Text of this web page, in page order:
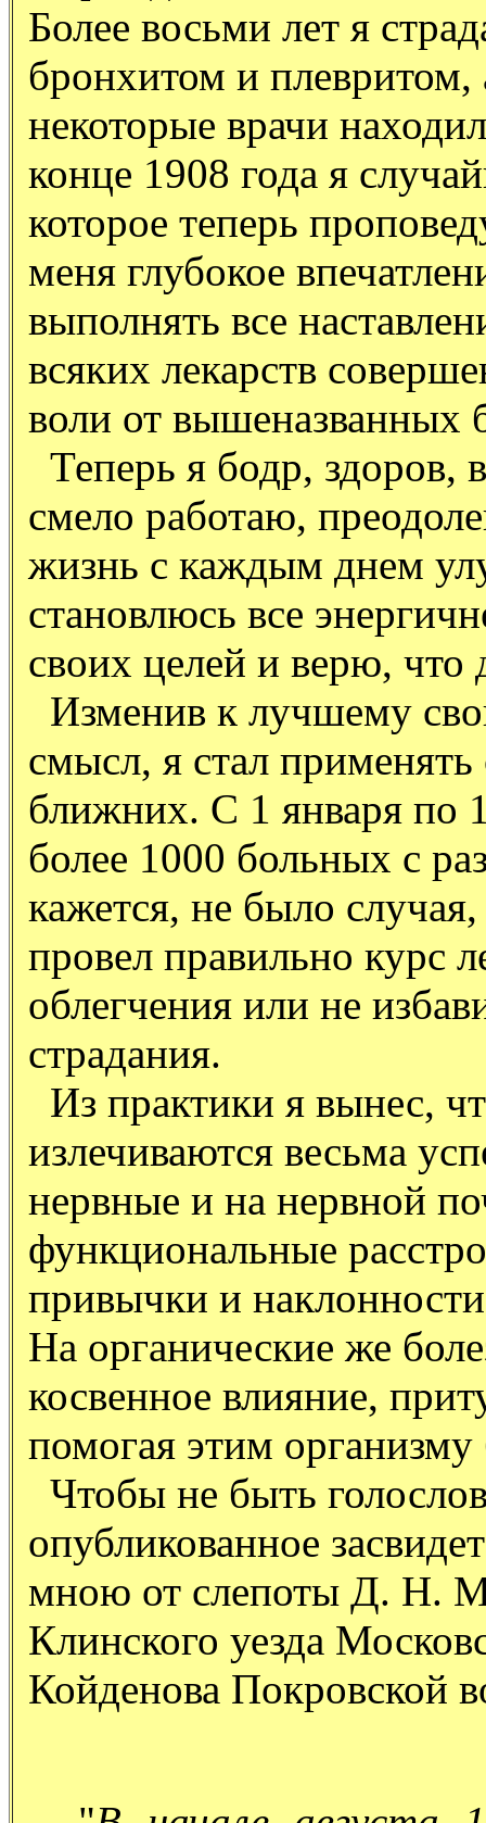
Более восьми лет я
бронхитом и плевритом,
некоторые врачи
конце 1908 года я
которое теперь
меня глубокое
выполнять все
всяких лекарств
воли от вышеназванных
Теперь я бодр, здоров,
смело работаю,
жизнь с каждым днем
становлюсь все
своих целей и верю, что
Изменив к лучшему
смысл, я стал
ближних. С 1 января по
более 1000 больных с
кажется, не было
провел правильно курс
облегчения или не
страдания.
Из практики я вынес,
излечиваются весьма
нервные и на нервной
функциональные
привычки и
На органические же
косвенное влияние,
помогая этим
Чтобы не быть
опубликованное
мною от слепоты Д. Н.
Клинского уезда
Койденова Покровской